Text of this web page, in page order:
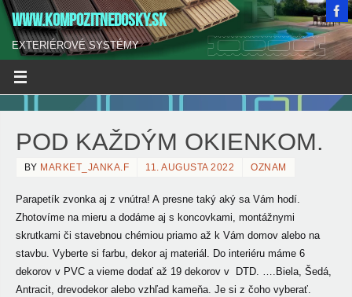
WWW.KOMPOZITNEDOSKY.SK
EXTERIÉROVÉ SYSTÉMY
POD KAŽDÝM OKIENKOM.
BY MARKET_JANKA.F 11. AUGUSTA 2022 OZNAM
Parapetík zvonka aj z vnútra! A presne taký aký sa Vám hodí.
Zhotovíme na mieru a dodáme aj s koncovkami, montážnymi
skrutkami či stavebnou chémiou priamo až k Vám domov alebo na
stavbu. Vyberte si farbu, dekor aj materiál. Do interiéru máme 6
dekorov v PVC a vieme dodať až 19 dekorov v DTD. ….Biela, Šedá,
Antracit, drevodekor alebo vzhľad kameňa. Je si z čoho vyberať.